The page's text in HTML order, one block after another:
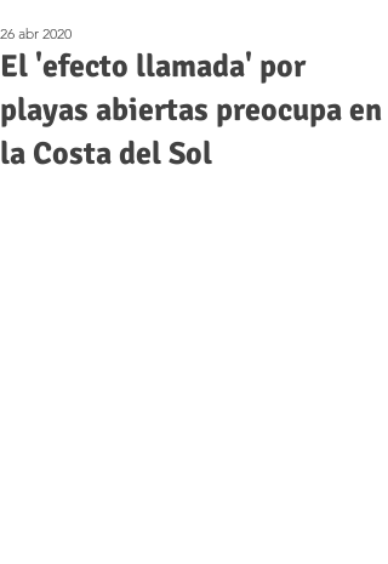
El 'efecto llamada' por
playas abiertas preocupa en
la Costa del Sol
26 abr 2020